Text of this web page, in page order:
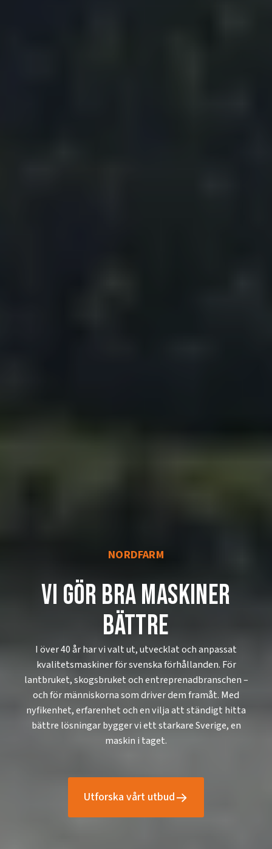
NORDFARM
Vi gör bra maskiner
bättre
I över 40 år har vi valt ut, utvecklat och anpassat
kvalitetsmaskiner för svenska förhållanden. För
lantbruket, skogsbruket och entreprenadbranschen –
och för människorna som driver dem framåt. Med
nyfikenhet, erfarenhet och en vilja att ständigt hitta
bättre lösningar bygger vi ett starkare Sverige, en
maskin i taget.
Utforska vårt utbud